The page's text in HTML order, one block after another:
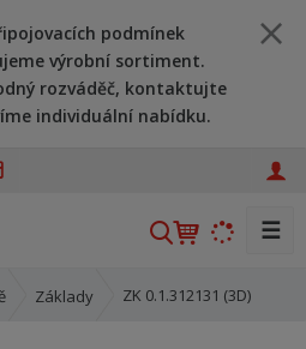
podmínek
výrobní sortiment.
rozváděč, kontaktujte
individuální nabídku.
V
h
☰
Základy ZK 0.1.312131 (3D)